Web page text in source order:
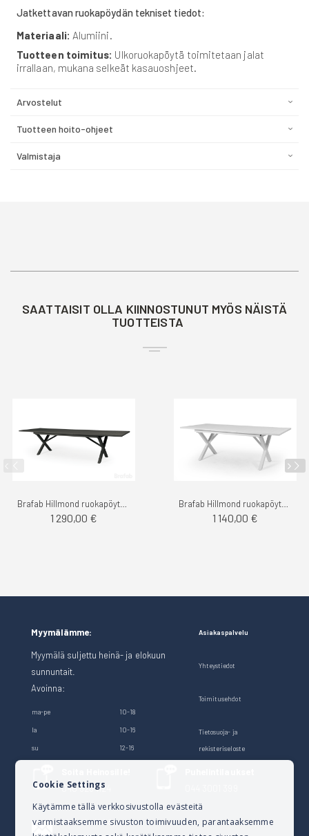
Jatkettavan ruokapöydän tekniset tiedot:
Materiaali: Alumiini.
Tuotteen toimitus: Ulkoruokapöytä toimitetaan jalat
irrallaan, mukana selkeät kasauoshjeet.
Arvostelut
Tuotteen hoito-ohjeet
Valmistaja
SAATTAISIT OLLA KIINNOSTUNUT MYÖS NÄISTÄ
TUOTTEISTA
1 290,00 € 1 140,00 €
Myymälämme:
Myymälä suljettu heinä- ja elokuun
sunnuntait.
Avoinna:
ma-pe 10-18
la 10-16
su 12-16
Asiakaspalvelu
Yhteystiedot
Toimitusehdot
Tietosuoja- ja
rekisteriseloste
040 528 1124
Lähetä sähköpostia
Cookie Settings
Käytämme tällä verkkosivustolla evästeitä
varmistaaksemme sivuston toimivuuden, parantaaksemme